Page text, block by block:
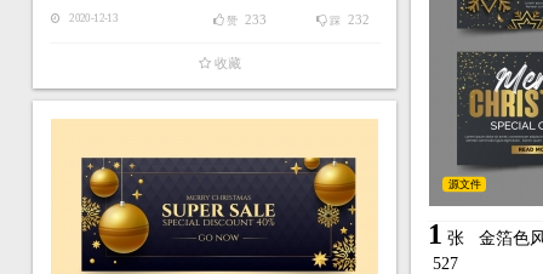
2020-12-13 踩 232
赞 233
收藏
源文件
1 张 金箔色
527